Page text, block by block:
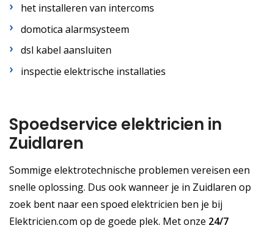
het installeren van intercoms
domotica alarmsysteem
dsl kabel aansluiten
inspectie elektrische installaties
Spoedservice elektricien in
Zuidlaren
Sommige elektrotechnische problemen vereisen een
snelle oplossing. Dus ook wanneer je in Zuidlaren op
zoek bent naar een spoed elektricien ben je bij
Elektricien.com op de goede plek. Met onze 24/7